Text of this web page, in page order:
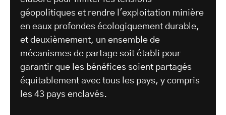
géopolitiques et rendre l'exploitation minière
en eaux profondes écologiquement durable,
et deuxièmement, un ensemble de
mécanismes de partage soit établi pour
garantir que les bénéfices soient partagés
équitablement avec tous les pays, y compris
les 43 pays enclavés.